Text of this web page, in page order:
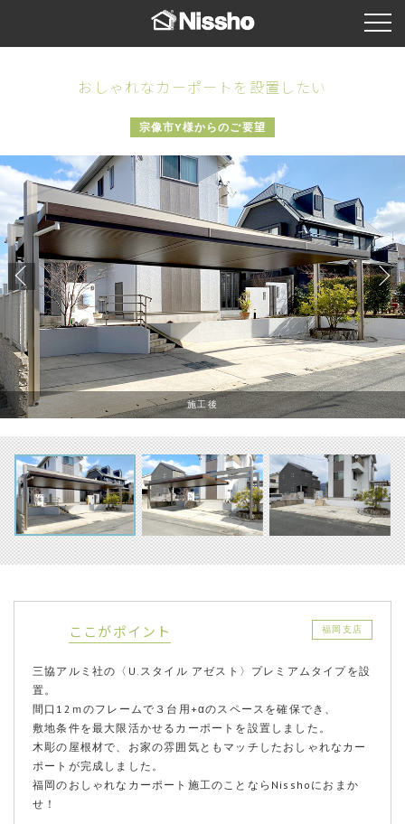
おしゃれなカーポートを設置したい
宗像市Y様からのご要望
施工後
ここがポイント 福岡支店
三協アルミ社の〈U.スタイル アゼスト〉プレミアムタイプを設
置。
間口12ｍのフレームで３台用+αのスペースを確保でき、
敷地条件を最大限活かせるカーポートを設置しました。
木彫の屋根材で、お家の雰囲気ともマッチしたおしゃれなカー
ポートが完成しました。
福岡のおしゃれなカーポート施工のことならNisshoにおまか
せ！